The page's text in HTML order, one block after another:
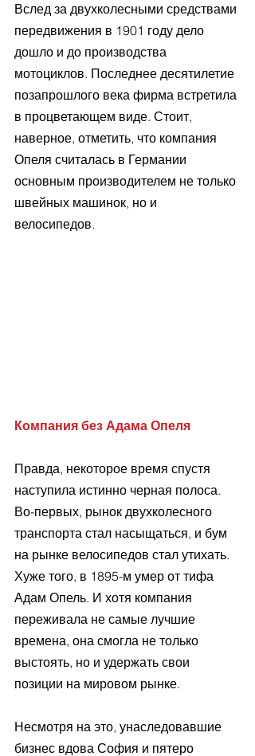
Вслед за двухколесными средствами
передвижения в 1901 году дело
дошло и до производства
мотоциклов. Последнее десятилетие
позапрошлого века фирма встретила
в процветающем виде. Стоит,
наверное, отметить, что компания
Опеля считалась в Германии
основным производителем не только
швейных машинок, но и
велосипедов.
Компания без Адама Опеля
Правда, некоторое время спустя
наступила истинно черная полоса.
Во-первых, рынок двухколесного
транспорта стал насыщаться, и бум
на рынке велосипедов стал утихать.
Хуже того, в 1895-м умер от тифа
Адам Опель. И хотя компания
переживала не самые лучшие
времена, она смогла не только
выстоять, но и удержать свои
позиции на мировом рынке.
Несмотря на это, унаследовавшие
бизнес вдова София и пятеро